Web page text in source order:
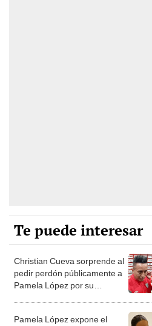
Te puede interesar
Christian Cueva sorprende al
pedir perdón públicamente a
Pamela López por su
Pamela López expone el